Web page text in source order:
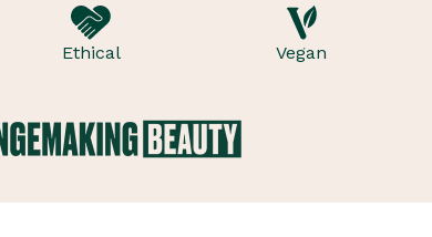
Ethical Vegan